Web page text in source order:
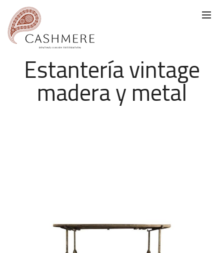
Estantería vintage
madera y metal